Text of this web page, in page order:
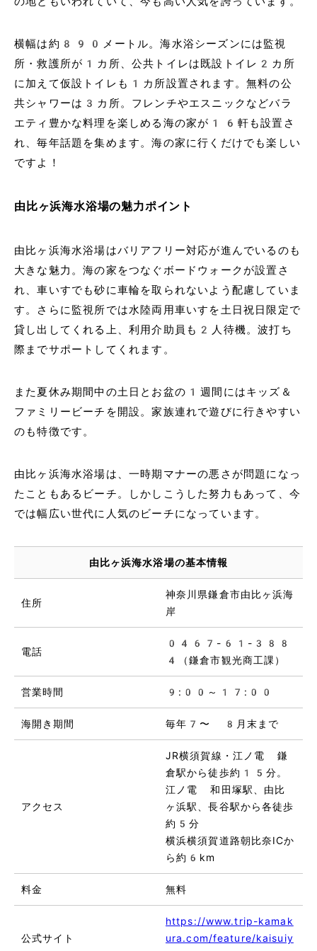
横幅は約890メートル。海水浴シーズンには監視
所・救護所が1カ所、公共トイレは既設トイレ2カ所
に加えて仮設トイレも1カ所設置されます。無料の公
共シャワーは3カ所。フレンチやエスニックなどバラ
エティ豊かな料理を楽しめる海の家が16軒も設置さ
れ、毎年話題を集めます。海の家に行くだけでも楽しい
ですよ！
由比ヶ浜海水浴場の魅力ポイント
由比ヶ浜海水浴場はバリアフリー対応が進んでいるのも
大きな魅力。海の家をつなぐボードウォークが設置さ
れ、車いすでも砂に車輪を取られないよう配慮していま
す。さらに監視所では水陸両用車いすを土日祝日限定で
貸し出してくれる上、利用介助員も2人待機。波打ち
際までサポートしてくれます。
また夏休み期間中の土日とお盆の1週間にはキッズ＆
ファミリービーチを開設。家族連れで遊びに行きやすい
のも特徴です。
由比ヶ浜海水浴場は、一時期マナーの悪さが問題になっ
たこともあるビーチ。しかしこうした努力もあって、今
では幅広い世代に人気のビーチになっています。
由比ヶ浜海水浴場の基本情報
住所
神奈川県鎌倉市由比ヶ浜海
岸
電話
0467-61-388
4（鎌倉市観光商工課）
営業時間 9:00～17:00
海開き期間 毎年7〜 8月末まで
アクセス
JR横須賀線・江ノ電 鎌
倉駅から徒歩約15分。
江ノ電 和田塚駅、由比
ヶ浜駅、長谷駅から各徒歩
約5分
横浜横須賀道路朝比奈ICか
ら約6km
料金 無料
公式サイト
https://www.trip-kamak
ura.com/feature/kaisuiy